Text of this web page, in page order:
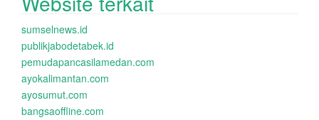
sumselnews.id
publikjabodetabek.id
pemudapancasilamedan.com
ayokalimantan.com
ayosumut.com
bangsaoffline.com